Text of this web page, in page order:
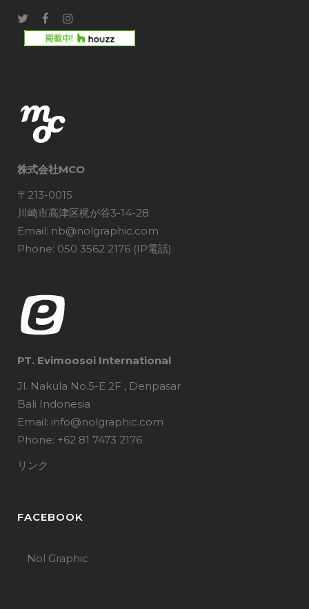
株式会社MCO
〒213-0015
川崎市高津区梶が谷3-14-28
Email: nb@nolgraphic.com
Phone: 050 3562 2176 (IP電話)
PT. Evimoosoi International
Jl. Nakula No.5-E 2F , Denpasar
Bali Indonesia
Email: info@nolgraphic.com
Phone: +62 81 7473 2176
リンク
FACEBOOK
Nol Graphic